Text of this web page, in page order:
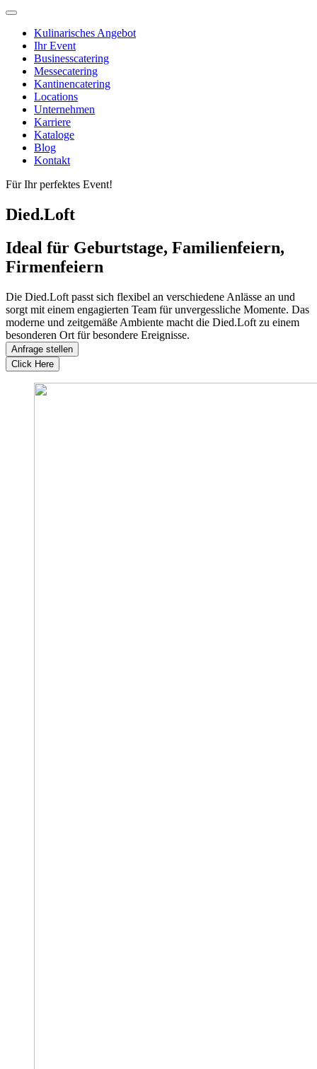
Kulinarisches Angebot
Ihr Event
Businesscatering
Messecatering
Kantinencatering
Locations
Unternehmen
Karriere
Kataloge
Blog
Kontakt
Für Ihr perfektes Event!
Died.Loft
Ideal für Geburtstage, Familienfeiern,
Firmenfeiern
Die Died.Loft passt sich flexibel an verschiedene Anlässe an und
sorgt mit einem engagierten Team für unvergessliche Momente. Das
moderne und zeitgemäße Ambiente macht die Died.Loft zu einem
besonderen Ort für besondere Ereignisse.
Anfrage stellen
Click Here